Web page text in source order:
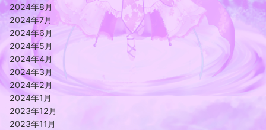
2024年8月
2024年7月
2024年6月
2024年5月
2024年4月
2024年3月
2024年2月
2024年1月
2023年12月
2023年11月